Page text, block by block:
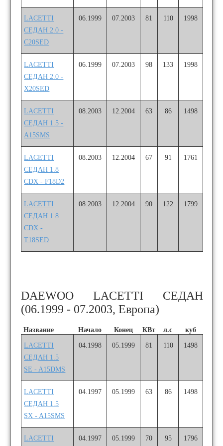
LACETTI
СЕДАН 2.0 -
C20SED
06.1999 07.2003 81 110 1998
LACETTI
СЕДАН 2.0 -
X20SED
06.1999 07.2003 98 133 1998
LACETTI
СЕДАН 1.5 -
A15SMS
08.2003 12.2004 63 86 1498
LACETTI
СЕДАН 1.8
CDX - F18D2
08.2003 12.2004 67 91 1761
LACETTI
СЕДАН 1.8
CDX -
T18SED
08.2003 12.2004 90 122 1799
DAEWOO LACETTI СЕДАН
(06.1999 - 07.2003, Европа)
Название Начало Конец КВт л.с куб
LACETTI
СЕДАН 1.5
SE - A15DMS
04.1998 05.1999 81 110 1498
LACETTI
СЕДАН 1.5
SX - A15SMS
04.1997 05.1999 63 86 1498
LACETTI
04.1997 05.1999 70 95 1796